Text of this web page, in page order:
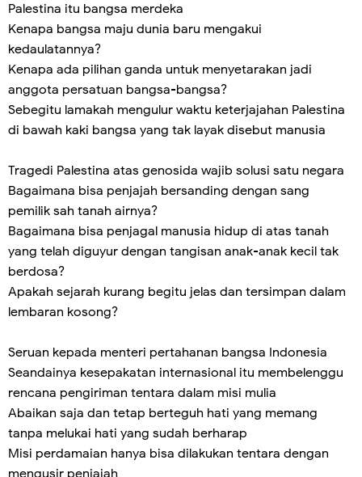
Palestina itu bangsa merdeka
Kenapa bangsa maju dunia baru mengakui
kedaulatannya?
Kenapa ada pilihan ganda untuk menyetarakan jadi
anggota persatuan bangsa-bangsa?
Sebegitu lamakah mengulur waktu keterjajahan Palestina
di bawah kaki bangsa yang tak layak disebut manusia
Tragedi Palestina atas genosida wajib solusi satu negara
Bagaimana bisa penjajah bersanding dengan sang
pemilik sah tanah airnya?
Bagaimana bisa penjagal manusia hidup di atas tanah
yang telah diguyur dengan tangisan anak-anak kecil tak
berdosa?
Apakah sejarah kurang begitu jelas dan tersimpan dalam
lembaran kosong?
Seruan kepada menteri pertahanan bangsa Indonesia
Seandainya kesepakatan internasional itu membelenggu
rencana pengiriman tentara dalam misi mulia
Abaikan saja dan tetap berteguh hati yang memang
tanpa melukai hati yang sudah berharap
Misi perdamaian hanya bisa dilakukan tentara dengan